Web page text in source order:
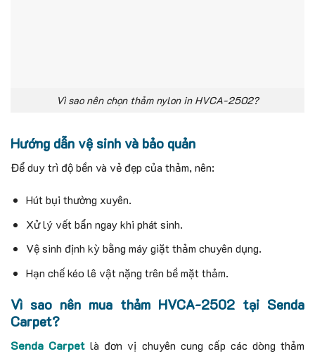
Vì sao nên chọn thảm nylon in HVCA-2502?
Hướng dẫn vệ sinh và bảo quản
Để duy trì độ bền và vẻ đẹp của thảm, nên:
Hút bụi thường xuyên.
Xử lý vết bẩn ngay khi phát sinh.
Vệ sinh định kỳ bằng máy giặt thảm chuyên dụng.
Hạn chế kéo lê vật nặng trên bề mặt thảm.
Vì sao nên mua thảm HVCA-2502 tại Senda
Carpet?
Senda Carpet là đơn vị chuyên cung cấp các dòng thảm